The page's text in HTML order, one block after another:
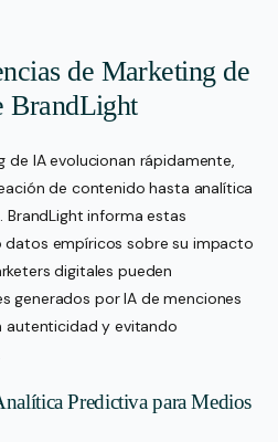
de Marketing de
BrandLight
de IA evolucionan rápidamente,
de contenido hasta analítica
informa estas
empíricos sobre su impacto
digitales pueden
generados por IA de menciones
autenticidad y evitando
Predictiva para Medios